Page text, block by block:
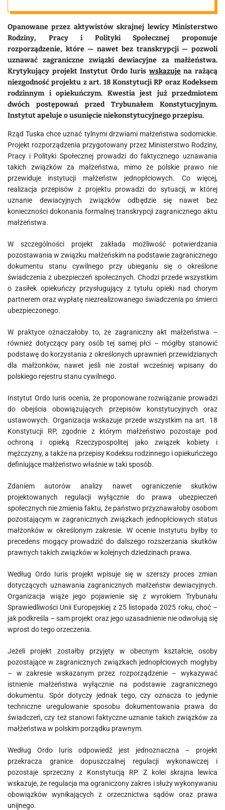
Opanowane przez aktywistów skrajnej lewicy Ministerstwo
Rodziny, Pracy i Polityki Społecznej proponuje
rozporządzenie, które — nawet bez transkrypcji — pozwoli
uznawać zagraniczne związki dewiacyjne za małżeństwa.
Krytykujący projekt Instytut Ordo Iuris wskazujena rażącą
niezgodność projektu z art. 18 Konstytucji RP oraz Kodeksem
rodzinnym i opiekuńczym. Kwestia jest już przedmiotem
dwóch postępowań przed Trybunałem Konstytucyjnym.
Instytut apeluje o usunięcie niekonstytucyjnego przepisu.
Rząd Tuska chce uznać tylnymi drzwiami małżeństwa sodomickie.
Projekt rozporządzenia przygotowany przez Ministerstwo Rodziny,
Pracy i Polityki Społecznej prowadzi do faktycznego uznawania
takich związków za małżeństwa, mimo że polskie prawo nie
przewiduje instytucji małżeństw jednopłciowych. Co więcej,
realizacja przepisów z projektu prowadzi do sytuacji, w której
uznanie dewiacyjnych związków odbędzie się nawet bez
konieczności dokonania formalnej transkrypcji zagranicznego aktu
małżeństwa.
W szczególności projekt zakłada możliwość potwierdzania
pozostawania w związku małżeńskim na podstawie zagranicznego
dokumentu stanu cywilnego przy ubieganiu się o określone
świadczenia z ubezpieczeń społecznych. Chodzi przede wszystkim
o zasiłek opiekuńczy przysługujący z tytułu opieki nad chorym
partnerem oraz wypłatę niezrealizowanego świadczenia po śmierci
ubezpieczonego.
W praktyce oznaczałoby to, że zagraniczny akt małżeństwa –
również dotyczący pary osób tej samej płci – mógłby stanowić
podstawę do korzystania z określonych uprawnień przewidzianych
dla małżonków, nawet jeśli nie został wcześniej wpisany do
polskiego rejestru stanu cywilnego.
Instytut Ordo Iuris ocenia, że proponowane rozwiązanie prowadzi
do obejścia obowiązujących przepisów konstytucyjnych oraz
ustawowych. Organizacja wskazuje przede wszystkim na art. 18
Konstytucji RP, zgodnie z którym małżeństwo pozostaje pod
ochroną i opieką Rzeczypospolitej jako związek kobiety i
mężczyzny, a także na przepisy Kodeksu rodzinnego i opiekuńczego
definiujące małżeństwo właśnie w taki sposób.
Zdaniem autorów analizy nawet ograniczenie skutków
projektowanych regulacji wyłącznie do prawa ubezpieczeń
społecznych nie zmienia faktu, że państwo przyznawałoby osobom
pozostającym w zagranicznych związkach jednopłciowych status
małżonków w określonym zakresie. W ocenie Instytutu byłby to
precedens mogący prowadzić do dalszego rozszerzania skutków
prawnych takich związków w kolejnych dziedzinach prawa.
Według Ordo Iuris projekt wpisuje się w szerszy proces zmian
dotyczących uznawania zagranicznych małżeństw dewiacyjnych.
Organizacja wiąże jego pojawienie się z wyrokiem Trybunału
Sprawiedliwości Unii Europejskiej z 25 listopada 2025 roku, choć –
jak podkreśla – sam projekt oraz jego uzasadnienie nie odwołują się
wprost do tego orzeczenia.
Jeżeli projekt zostałby przyjęty w obecnym kształcie, osoby
pozostające w zagranicznych związkach jednopłciowych mogłyby
– w zakresie wskazanym przez rozporządzenie – wykazywać
istnienie małżeństwa wyłącznie na podstawie zagranicznego
dokumentu. Spór dotyczy jednak tego, czy oznacza to jedynie
techniczne uregulowanie sposobu dokumentowania prawa do
świadczeń, czy też stanowi faktyczne uznanie takich związków za
małżeństwa w polskim porządku prawnym.
Według Ordo Iuris odpowiedź jest jednoznaczna – projekt
przekracza granice dopuszczalnej regulacji wykonawczej i
pozostaje sprzeczny z Konstytucją RP. Z kolei skrajna lewica
wskazuje, że regulacja ma ograniczony zakres i służy wykonywaniu
obowiązków wynikających z orzecznictwa sądów oraz prawa
unijnego.